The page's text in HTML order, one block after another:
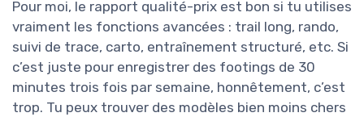
Pour moi, le rapport qualité-prix est bon si tu utilises
vraiment les fonctions avancées : trail long, rando,
suivi de trace, carto, entraînement structuré, etc. Si
c’est juste pour enregistrer des footings de 30
minutes trois fois par semaine, honnêtement, c’est
trop. Tu peux trouver des modèles bien moins chers